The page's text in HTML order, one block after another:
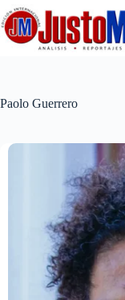
Saltar
al
contenido
Paolo Guerrero